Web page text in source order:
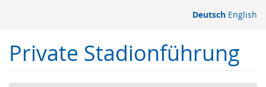
springen
Deutsch English
Private Stadionführung